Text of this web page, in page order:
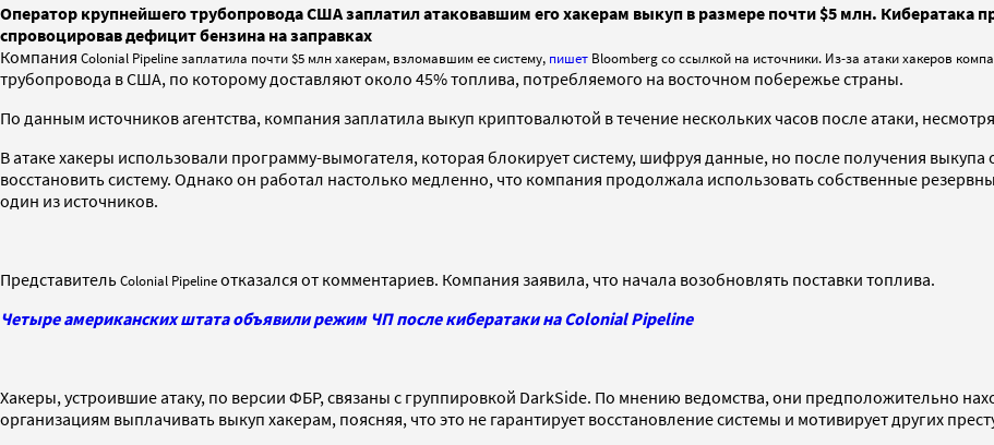
Оператор крупнейшего трубопровода США заплатил атаковавшим его хакерам выкуп в размере почти $5 млн. Кибератака
спровоцировав дефицит бензина на заправках
Компания Colonial Pipeline заплатила почти $5 млн хакерам, взломавшим ее систему, пишет Bloomberg со ссылкой на источники. Из-за атаки хакеров
трубопровода в США, по которому доставляют около 45% топлива, потребляемого на восточном побережье страны.
По данным источников агентства, компания заплатила выкуп криптовалютой в течение нескольких часов после атаки,
В атаке хакеры использовали программу-вымогателя, которая блокирует систему, шифруя данные, но после получения выкупа
восстановить систему. Однако он работал настолько медленно, что компания продолжала использовать собственные
один из источников.
ПредставительColonial Pipelineотказался от комментариев. Компания заявила, что начала возобновлять поставки топлива.
Четыре американских штата объявили режим ЧП после кибератаки на Colonial Pipeline
Хакеры, устроившие атаку, по версии ФБР, связаны с группировкой DarkSide. По мнению ведомства, они предположительно
организациям выплачивать выкуп хакерам, поясняя, что это не гарантирует восстановление системы и мотивирует других